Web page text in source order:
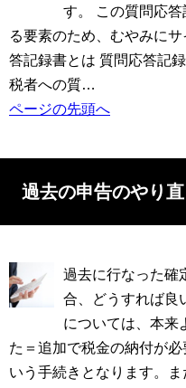
す。 この質問応
る要素のため、むやみに
答記録書とは 質問応答記
税者への質…
ページの先頭へ
過去の申告のやり
過去に行なった確
合、どうすれば良
については、本来
た＝追加で税金の納付が
いう手続きとなります。